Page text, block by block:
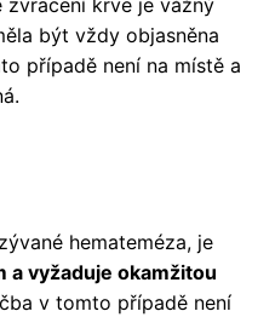
krve je vážný
být vždy objasněna
případě není na místě a
hemateméza, je
a vyžaduje okamžitou
v tomto případě není